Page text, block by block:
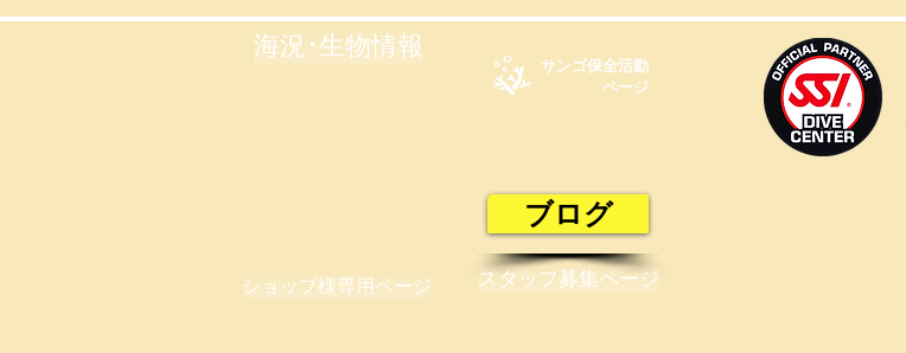
海況･生物情報
サンゴ保全活動​
ページ
ブログ
ショップ様専用ページ スタッフ募集ページ